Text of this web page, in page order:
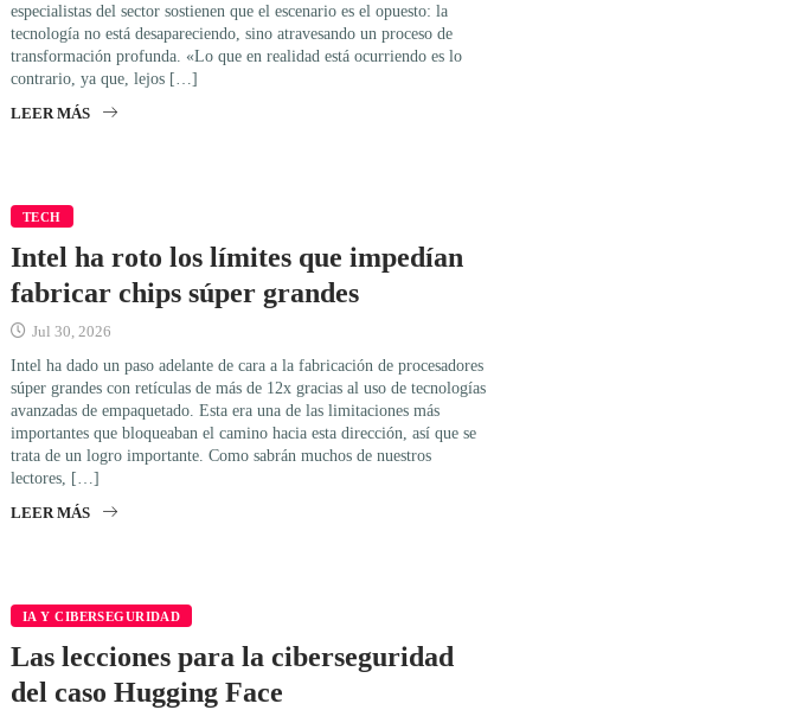
especialistas del sector sostienen que el escenario es el opuesto: la
tecnología no está desapareciendo, sino atravesando un proceso de
transformación profunda. «Lo que en realidad está ocurriendo es lo
contrario, ya que, lejos […]
LEER MÁS
TECH
Intel ha roto los límites que impedían
fabricar chips súper grandes
Jul 30, 2026
Intel ha dado un paso adelante de cara a la fabricación de procesadores
súper grandes con retículas de más de 12x gracias al uso de tecnologías
avanzadas de empaquetado. Esta era una de las limitaciones más
importantes que bloqueaban el camino hacia esta dirección, así que se
trata de un logro importante. Como sabrán muchos de nuestros
lectores, […]
LEER MÁS
IA Y CIBERSEGURIDAD
Las lecciones para la ciberseguridad
del caso Hugging Face